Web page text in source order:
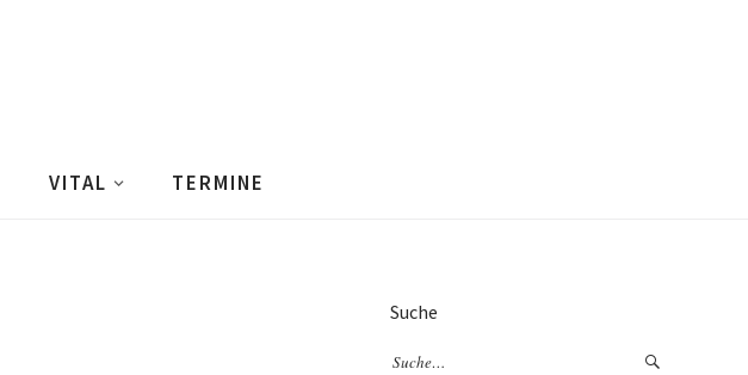
VITAL TERMINE
Suche